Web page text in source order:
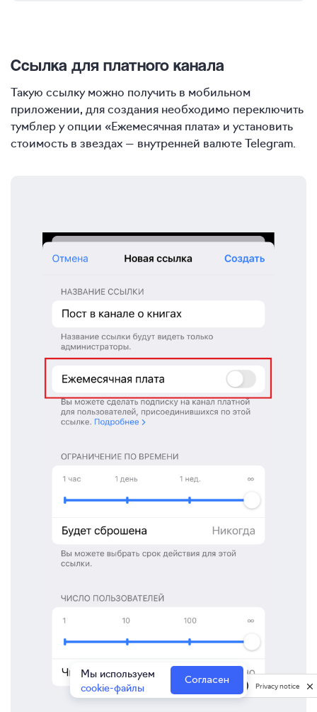
Ссылка для платного канала
Такую ссылку можно получить в мобильном
приложении, для создания необходимо переключить
тумблер у опции «Ежемесячная плата» и установить
стоимость в звездах — внутренней валюте Telegram.
Мы используем
cookie-файлы
Согласен Privacy notice